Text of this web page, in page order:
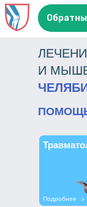
Обратный
И
Подробнее >